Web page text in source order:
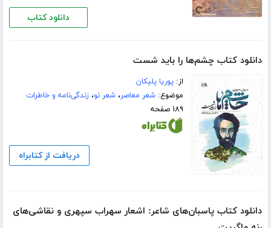
دانلود کتاب
دانلود کتاب چشم‌ها را باید شست
از:پوریا پلیکان
موضوع:شعر معاصر،شعر نو،زندگی‌نامه و خاطرات
۱۸۹ صفحه
دریافت از کتابراه
دانلود کتاب پاسبان‌های شاعر: اشعار سهراب سپهری و نقاشی‌های